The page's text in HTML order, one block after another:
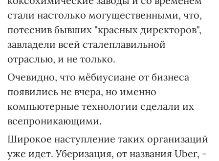
стали настолько могущественными, что,
потеснив бывших "красных директоров",
завладели всей сталеплавильной
отраслью, и не только.
Очевидно, что мёбиусиане от бизнеса
появились не вчера, но именно
компьютерные технологии сделали их
всепроникающими.
Широкое наступление таких организаций
уже идет. Уберизация, от названия Uber, -